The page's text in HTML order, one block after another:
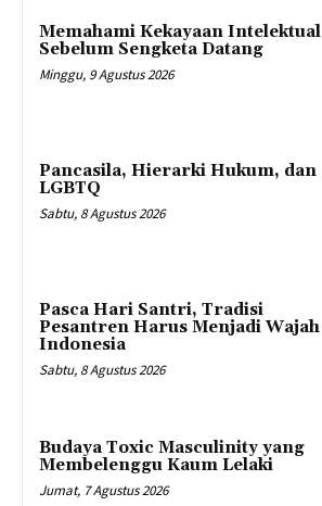
Memahami Kekayaan Intelektual
Sebelum Sengketa Datang
Minggu, 9 Agustus 2026
Pancasila, Hierarki Hukum, dan
LGBTQ
Sabtu, 8 Agustus 2026
Pasca Hari Santri, Tradisi
Pesantren Harus Menjadi Wajah
Indonesia
Sabtu, 8 Agustus 2026
Budaya Toxic Masculinity yang
Membelenggu Kaum Lelaki
Jumat, 7 Agustus 2026